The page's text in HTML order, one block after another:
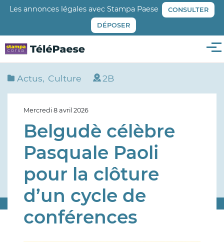
Aller
principal
Les annonces légales avec Stampa Paese CONSULTER
DÉPOSER
Actus Culture 2B
Mercredi 8 avril 2026
Belgudè célèbre
Pasquale Paoli
pour la clôture
d’un cycle de
conférences